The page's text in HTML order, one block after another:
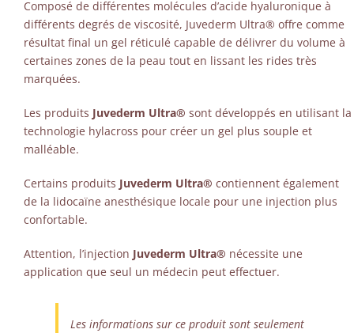
Composé de différentes molécules d’acide hyaluronique à
différents degrés de viscosité, Juvederm Ultra® offre comme
résultat final un gel réticulé capable de délivrer du volume à
certaines zones de la peau tout en lissant les rides très
marquées.
Les produits Juvederm Ultra® sont développés en utilisant la
technologie hylacross pour créer un gel plus souple et
malléable.
Certains produits Juvederm Ultra® contiennent également
de la lidocaïne anesthésique locale pour une injection plus
confortable.
Attention, l’injection Juvederm Ultra® nécessite une
application que seul un médecin peut effectuer.
Les informations sur ce produit sont seulement